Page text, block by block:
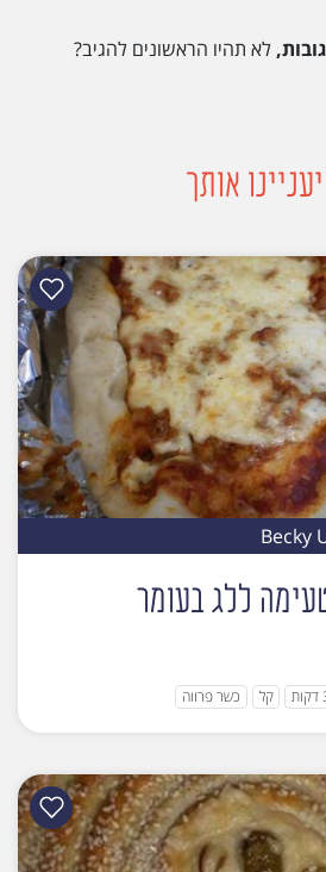
לא תהיו הראשונים להגיב?
אותך
Becky
ללג בעומר
קל כשר פרווה